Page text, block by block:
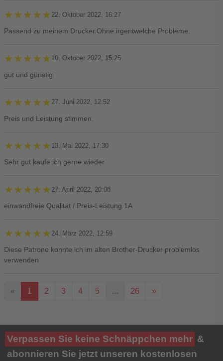
★★★★★
★★★★★ 22. Oktober 2022, 16:27
Passend zu meinem Drucker.Ohne irgentwelche Probleme.
★★★★★
★★★★★ 10. Oktober 2022, 15:25
gut und günstig
★★★★★
★★★★★ 27. Juni 2022, 12:52
Preis und Leistung stimmen.
★★★★★
★★★★★ 13. Mai 2022, 17:30
Sehr gut kaufe ich gerne wieder
★★★★★
★★★★★ 27. April 2022, 20:08
einwandfreie Qualität / Preis-Leistung 1A
★★★★★
★★★★★ 24. März 2022, 12:59
Diese Patrone konnte ich im alten Brother-Drucker problemlos
verwenden
« 1 2 3 4 5 ... 26 »
Ihre Bewertung**
★★★★★
Verpassen Sie keine Schnäppchen mehr &
abonnieren Sie jetzt unseren kostenlosen